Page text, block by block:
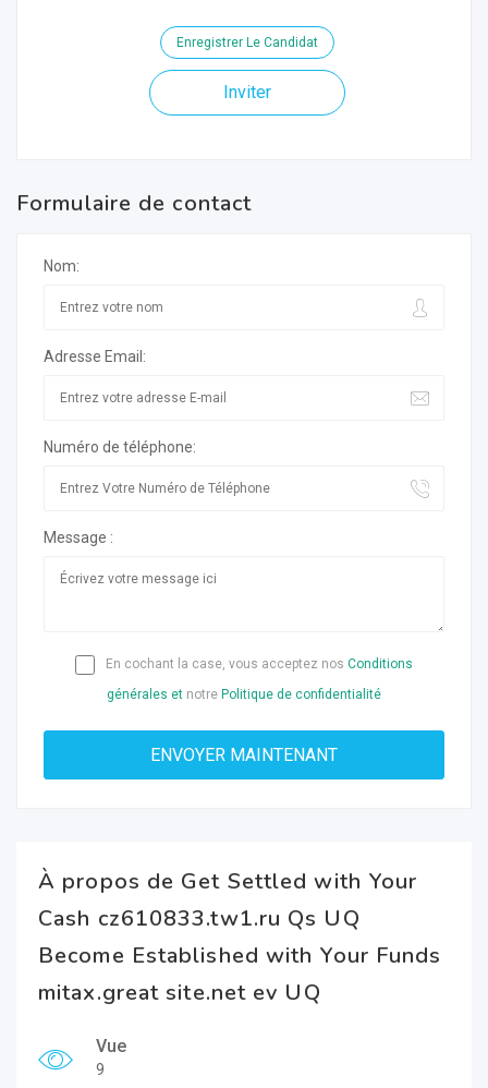
Enregistrer Le Candidat
Inviter
Formulaire de contact
Nom:
Adresse Email:
Numéro de téléphone:
Message :
En cochant la case, vous acceptez nos Conditions
générales et notre Politique de confidentialité
À propos de Get Settled with Your
Cash cz610833.tw1.ru Qs UQ
Become Established with Your Funds
mitax.great site.net ev UQ
Vue
9